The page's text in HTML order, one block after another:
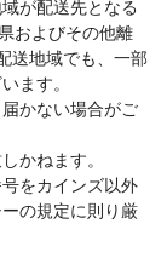
が配送先となる
およびその他離
送地域でも、一部
ます。
かない場合がご
かねます。
をカインズ以外
の規定に則り厳